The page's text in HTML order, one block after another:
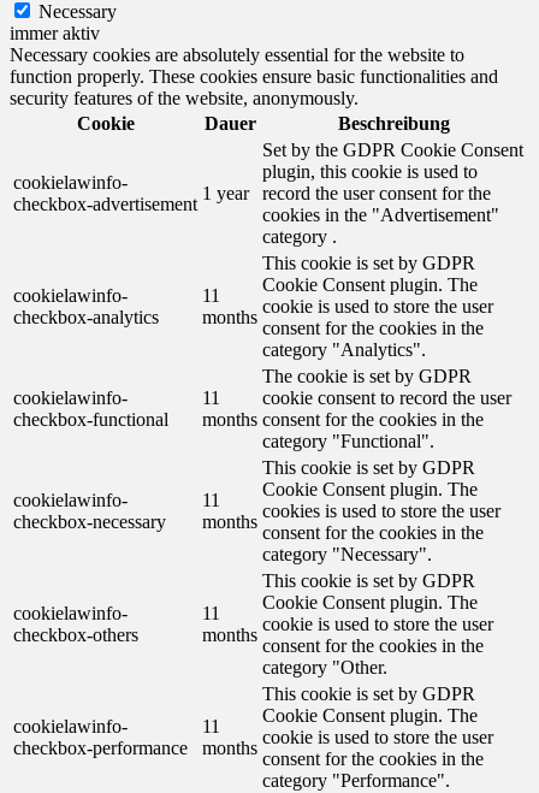
Necessary
immer aktiv
Necessary cookies are absolutely essential for the website to
function properly. These cookies ensure basic functionalities and
security features of the website, anonymously.
Cookie
Dauer Beschreibung
cookielawinfo-
checkbox-advertisement
1 year
Set by the GDPR Cookie Consent
plugin, this cookie is used to
record the user consent for the
cookies in the "Advertisement"
category .
cookielawinfo-
checkbox-analytics
11
months
This cookie is set by GDPR
Cookie Consent plugin. The
cookie is used to store the user
consent for the cookies in the
category "Analytics".
cookielawinfo-
checkbox-functional
11
months
The cookie is set by GDPR
cookie consent to record the user
consent for the cookies in the
category "Functional".
cookielawinfo-
checkbox-necessary
11
months
This cookie is set by GDPR
Cookie Consent plugin. The
cookies is used to store the user
consent for the cookies in the
category "Necessary".
cookielawinfo-
checkbox-others
11
months
This cookie is set by GDPR
Cookie Consent plugin. The
cookie is used to store the user
consent for the cookies in the
category "Other.
cookielawinfo-
checkbox-performance
11
months
This cookie is set by GDPR
Cookie Consent plugin. The
cookie is used to store the user
consent for the cookies in the
category "Performance".